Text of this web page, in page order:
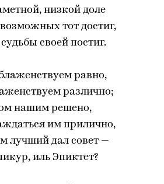
низкой доле
тот достиг,
своей постиг.
равно,
различно;
нашим решено,
им прилично,
лучший дал совет —
иль Эпиктет?